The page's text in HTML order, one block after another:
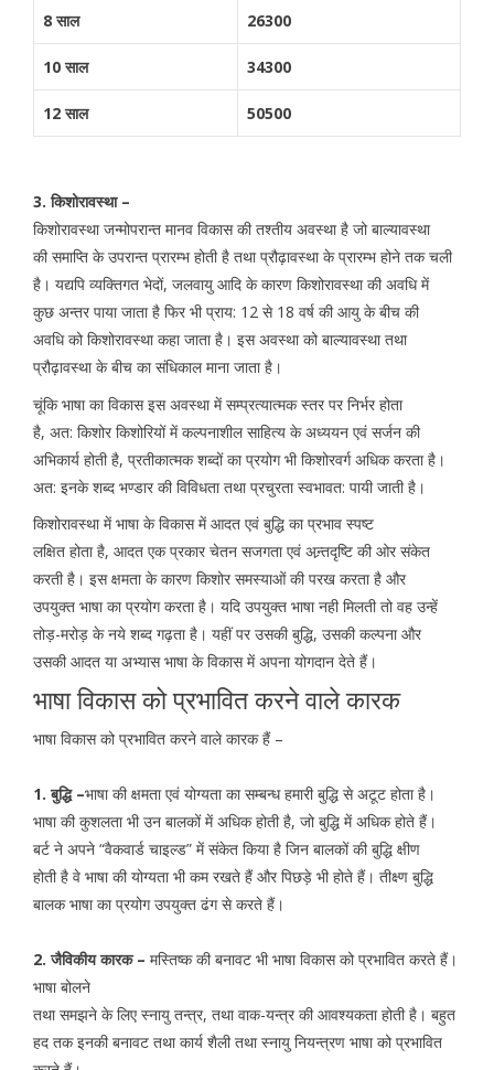
8 साल 26300
10 साल 34300
12 साल 50500
3. किशोरावस्था –
किशोरावस्था जन्मोपरान्त मानव विकास की तश्तीय अवस्था है जो बाल्यावस्था
की समाप्ति के उपरान्त प्रारम्भ होती है तथा प्रौढ़ावस्था के प्रारम्भ होने तक चली
है। यद्यपि व्यक्तिगत भेदों, जलवायु आदि के कारण किशोरावस्था की अवधि में
कुछ अन्तर पाया जाता है फिर भी प्राय: 12 से 18 वर्ष की आयु के बीच की
अवधि को किशोरावस्था कहा जाता है। इस अवस्था को बाल्यावस्था तथा
प्रौढ़ावस्था के बीच का संधिकाल माना जाता है।
चूंकि भाषा का विकास इस अवस्था में सम्प्रत्यात्मक स्तर पर निर्भर होता
है, अत: किशोर किशोरियों में कल्पनाशील साहित्य के अध्ययन एवं सर्जन की
अभिकार्य होती है, प्रतीकात्मक शब्दों का प्रयोग भी किशोरवर्ग अधिक करता है।
अत: इनके शब्द भण्डार की विविधता तथा प्रचुरता स्वभावत: पायी जाती है।
किशोरावस्था में भाषा के विकास में आदत एवं बुद्धि का प्रभाव स्पष्ट
लक्षित होता है, आदत एक प्रकार चेतन सजगता एवं अन्र्तदृष्टि की ओर संकेत
करती है। इस क्षमता के कारण किशोर समस्याओं की परख करता है और
उपयुक्त भाषा का प्रयोग करता है। यदि उपयुक्त भाषा नही मिलती तो वह उन्हें
तोड़-मरोड़ के नये शब्द गढ़ता है। यहीं पर उसकी बुद्धि, उसकी कल्पना और
उसकी आदत या अभ्यास भाषा के विकास में अपना योगदान देते हैं।
भाषा विकास को प्रभावित करने वाले कारक
भाषा विकास को प्रभावित करने वाले कारक हैं –
1. बुद्धि –भाषा की क्षमता एवं योग्यता का सम्बन्ध हमारी बुद्धि से अटूट होता है।
भाषा की कुशलता भी उन बालकों में अधिक होती है, जो बुद्धि में अधिक होते हैं।
बर्ट ने अपने “वैकवार्ड चाइल्ड” में संकेत किया है जिन बालकों की बुद्धि क्षीण
होती है वे भाषा की योग्यता भी कम रखते हैं और पिछड़े भी होते हैं। तीक्ष्ण बुद्धि
बालक भाषा का प्रयोग उपयुक्त ढंग से करते हैं।
2. जैविकीय कारक – मस्तिष्क की बनावट भी भाषा विकास को प्रभावित करते हैं।
भाषा बोलने
तथा समझने के लिए स्नायु तन्त्र, तथा वाक-यन्त्र की आवश्यकता होती है। बहुत
हद तक इनकी बनावट तथा कार्य शैली तथा स्नायु नियन्त्रण भाषा को प्रभावित